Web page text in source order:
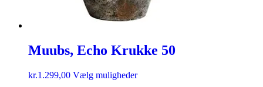
Muubs, Echo Krukke 50
kr.1.299,00 Vælg muligheder